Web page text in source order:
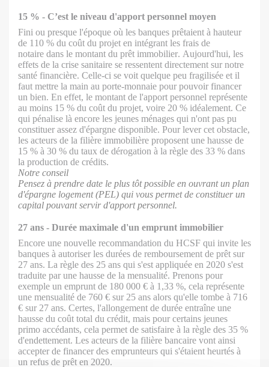
15 % - C’est le niveau d'apport personnel moyen
Fini ou presque l'époque où les banques prêtaient à hauteur
de 110 % du coût du projet en intégrant les frais de
notaire dans le montant du prêt immobilier. Aujourd'hui, les
effets de la crise sanitaire se ressentent directement sur notre
santé financière. Celle-ci se voit quelque peu fragilisée et il
faut mettre la main au porte-monnaie pour pouvoir financer
un bien. En effet, le montant de l'apport personnel représente
au moins 15 % du coût du projet, voire 20 % idéalement. Ce
qui pénalise là encore les jeunes ménages qui n'ont pas pu
constituer assez d'épargne disponible. Pour lever cet obstacle,
les acteurs de la filière immobilière proposent une hausse de
15 % à 30 % du taux de dérogation à la règle des 33 % dans
la production de crédits.
Notre conseil
Pensez à prendre date le plus tôt possible en ouvrant un plan
d'épargne logement (PEL) qui vous permet de constituer un
capital pouvant servir d'apport personnel.
27 ans - Durée maximale d'un emprunt immobilier
Encore une nouvelle recommandation du HCSF qui invite les
banques à autoriser les durées de remboursement de prêt sur
27 ans. La règle des 25 ans qui s'est appliquée en 2020 s'est
traduite par une hausse de la mensualité. Prenons pour
exemple un emprunt de 180 000 € à 1,33 %, cela représente
une mensualité de 760 € sur 25 ans alors qu'elle tombe à 716
€ sur 27 ans. Certes, l'allongement de durée entraîne une
hausse du coût total du crédit, mais pour certains jeunes
primo accédants, cela permet de satisfaire à la règle des 35 %
d'endettement. Les acteurs de la filière bancaire vont ainsi
accepter de financer des emprunteurs qui s'étaient heurtés à
un refus de prêt en 2020.